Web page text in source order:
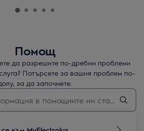
Помощ
да разрешите по-дребни проблеми
Потърсете за вашия проблем по-
за да започнете.
статии за поддръжка